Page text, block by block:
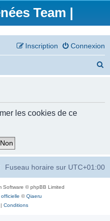
Team |
Connexion
Inscription
c
les cookies de ce
Fuseau horaire sur UTC+01:00
Software © phpBB Limited
©Qiaeru
| Conditions